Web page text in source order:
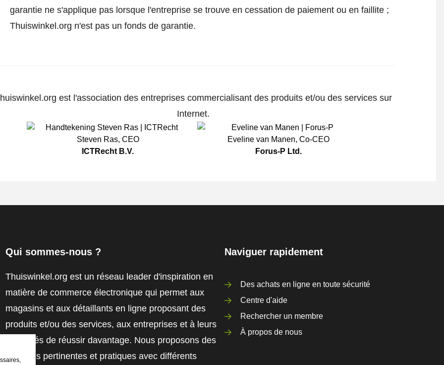
garantie ne s'applique pas lorsque l'entreprise se trouve en cessation de paiement ou en faillite ;
Thuiswinkel.org n'est pas un fonds de garantie.
est l'association des entreprises commercialisant des produits et/ou des services sur
Internet.
Steven Ras, CEO
ICTRecht B.V.
Eveline van Manen, Co-CEO
Forus-P Ltd.
Qui sommes-nous ?
Thuiswinkel.org est un réseau leader d'inspiration en
matière de commerce électronique qui permet aux
magasins et aux détaillants en ligne proposant des
produits et/ou des services, aux entreprises et à leurs
employés de réussir davantage. Nous proposons des
solutions pertinentes et pratiques avec différents
Naviguer rapidement
Des achats en ligne en toute sécurité
Centre d'aide
Rechercher un membre
À propos de nous